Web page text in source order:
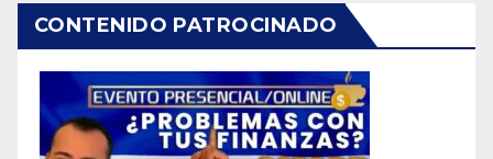
CONTENIDO PATROCINADO